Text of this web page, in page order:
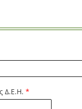
Δ.Ε.Η. *